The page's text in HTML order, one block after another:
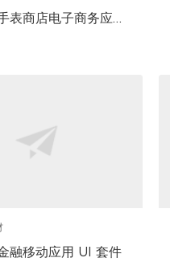
表商店电子商务应用
融移动应用 UI 套件